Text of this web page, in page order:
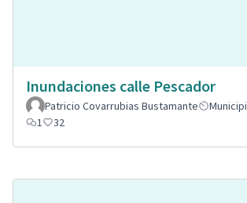
Inundaciones calle Pescador
Patricio Covarrubias Bustamante
Municipi
1
32